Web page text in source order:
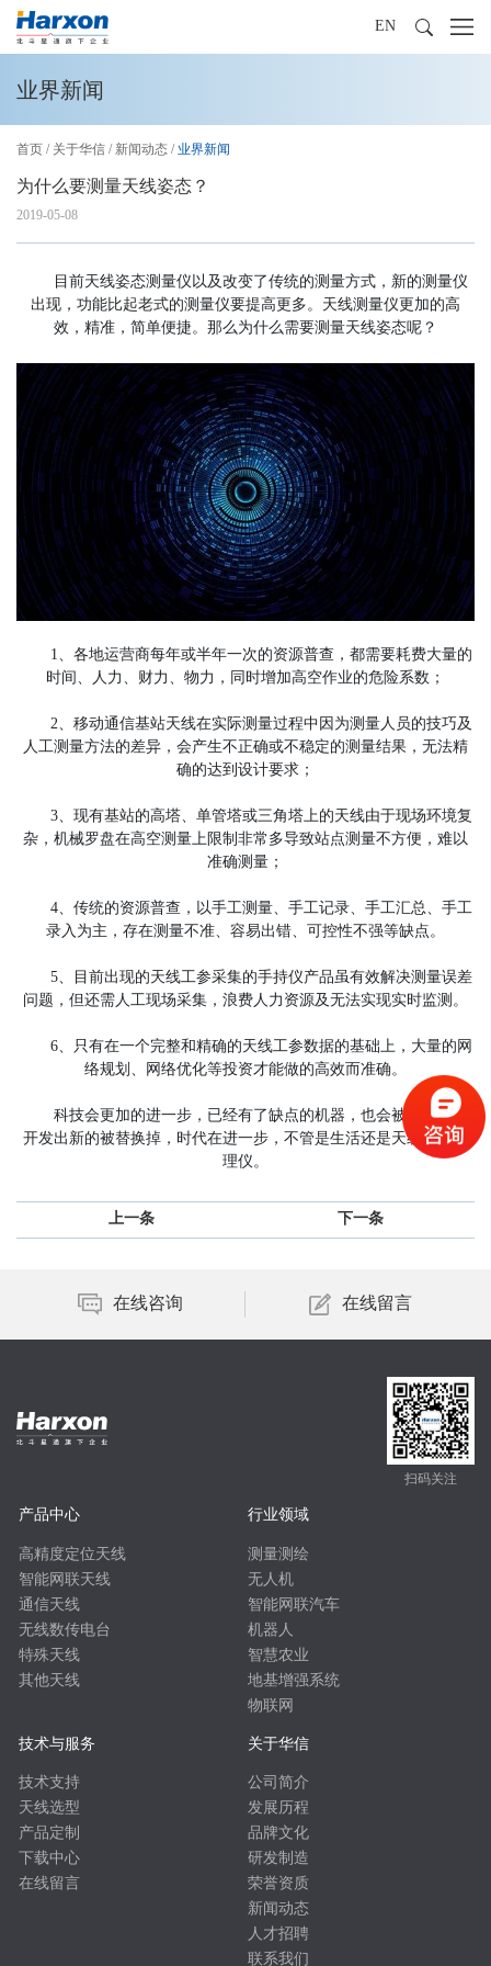
EN
业界新闻
首页 / 关于华信 / 新闻动态 / 业界新闻
为什么要测量天线姿态？
2019-05-08
目前天线姿态测量仪以及改变了传统的测量方式，新的测量仪
出现，功能比起老式的测量仪要提高更多。天线测量仪更加的高
效，精准，简单便捷。那么为什么需要测量天线姿态呢？
1、各地运营商每年或半年一次的资源普查，都需要耗费大量的
时间、人力、财力、物力，同时增加高空作业的危险系数；
2、移动通信基站天线在实际测量过程中因为测量人员的技巧及
人工测量方法的差异，会产生不正确或不稳定的测量结果，无法精
确的达到设计要求；
3、现有基站的高塔、单管塔或三角塔上的天线由于现场环境复
杂，机械罗盘在高空测量上限制非常多导致站点测量不方便，难以
准确测量；
4、传统的资源普查，以手工测量、手工记录、手工汇总、手工
录入为主，存在测量不准、容易出错、可控性不强等缺点。
5、目前出现的天线工参采集的手持仪产品虽有效解决测量误差
问题，但还需人工现场采集，浪费人力资源及无法实现实时监测。
6、只有在一个完整和精确的天线工参数据的基础上，大量的网
络规划、网络优化等投资才能做的高效而准确。
科技会更加的进一步，已经有了缺点的机器，也会被研发人员
开发出新的被替换掉，时代在进一步，不管是生活还是天线姿态管
理仪。
上一条 下一条
在线咨询 在线留言
扫码关注
产品中心
高精度定位天线
智能网联天线
通信天线
无线数传电台
特殊天线
其他天线
行业领域
测量测绘
无人机
智能网联汽车
机器人
智慧农业
地基增强系统
物联网
技术与服务
技术支持
天线选型
产品定制
下载中心
在线留言
关于华信
公司简介
发展历程
品牌文化
研发制造
荣誉资质
新闻动态
人才招聘
联系我们